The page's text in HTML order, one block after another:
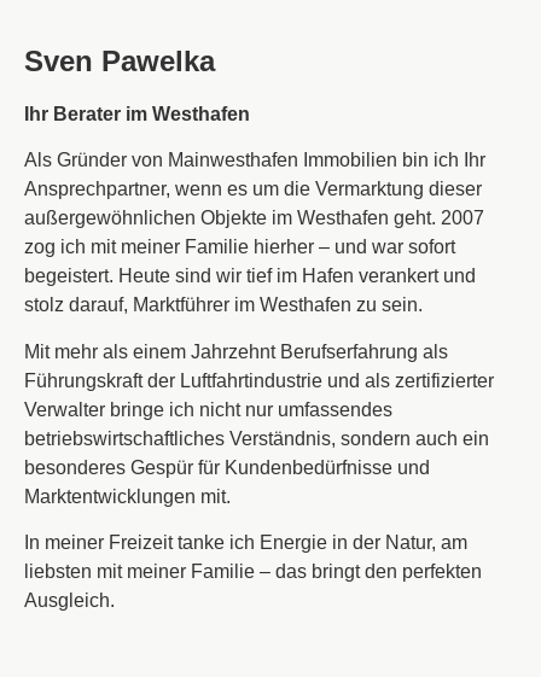
Sven Pawelka
Ihr Berater im Westhafen
Als Gründer von Mainwesthafen Immobilien bin ich Ihr
Ansprechpartner, wenn es um die Vermarktung dieser
außergewöhnlichen Objekte im Westhafen geht. 2007
zog ich mit meiner Familie hierher – und war sofort
begeistert. Heute sind wir tief im Hafen verankert und
stolz darauf, Marktführer im Westhafen zu sein.
Mit mehr als einem Jahrzehnt Berufserfahrung als
Führungskraft der Luftfahrtindustrie und als zertifizierter
Verwalter bringe ich nicht nur umfassendes
betriebswirtschaftliches Verständnis, sondern auch ein
besonderes Gespür für Kundenbedürfnisse und
Marktentwicklungen mit.
In meiner Freizeit tanke ich Energie in der Natur, am
liebsten mit meiner Familie – das bringt den perfekten
Ausgleich.